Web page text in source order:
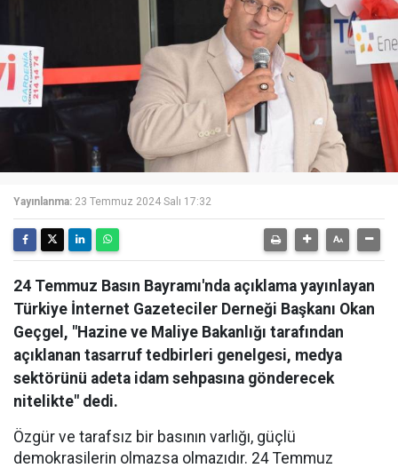
Yayınlanma: 23 Temmuz 2024 Salı 17:32
24 Temmuz Basın Bayramı'nda açıklama yayınlayan
Türkiye İnternet Gazeteciler Derneği Başkanı Okan
Geçgel, "Hazine ve Maliye Bakanlığı tarafından
açıklanan tasarruf tedbirleri genelgesi, medya
sektörünü adeta idam sehpasına gönderecek
nitelikte" dedi.
Özgür ve tarafsız bir basının varlığı, güçlü
demokrasilerin olmazsa olmazıdır. 24 Temmuz